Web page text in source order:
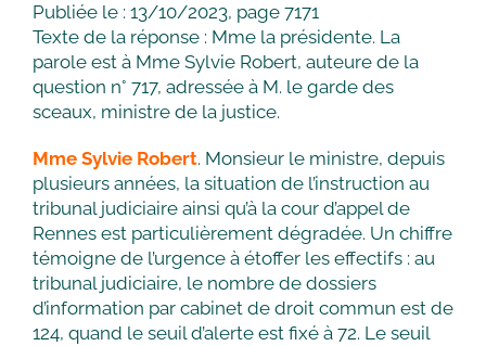
Publiée le : 13/10/2023, page 7171
Texte de la réponse : Mme la présidente. La
parole est à Mme Sylvie Robert, auteure de la
question n° 717, adressée à M. le garde des
sceaux, ministre de la justice.
Mme Sylvie Robert. Monsieur le ministre, depuis
plusieurs années, la situation de l’instruction au
tribunal judiciaire ainsi qu’à la cour d’appel de
Rennes est particulièrement dégradée. Un chiffre
témoigne de l’urgence à étoffer les effectifs : au
tribunal judiciaire, le nombre de dossiers
d’information par cabinet de droit commun est de
124, quand le seuil d’alerte est fixé à 72. Le seuil